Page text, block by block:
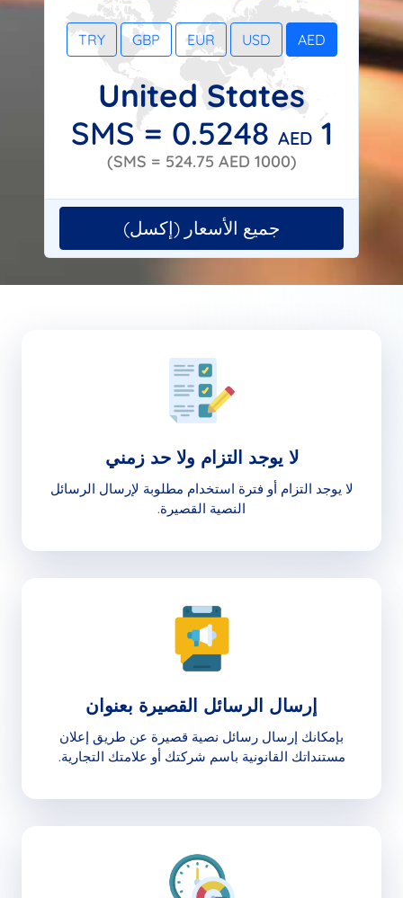
AED
USD
EUR
GBP
TRY
United States
1 SMS =
0.5248 AED
(1000 SMS =
524.75 AED)
جميع الأسعار (إكسل)
لا يوجد التزام ولا حد زمني
لا يوجد التزام أو فترة استخدام مطلوبة لإرسال الرسائل
النصية القصيرة.
إرسال الرسائل القصيرة بعنوان
بإمكانك إرسال رسائل نصية قصيرة عن طريق إعلان
مستنداتك القانونية باسم شركتك أو علامتك التجارية.